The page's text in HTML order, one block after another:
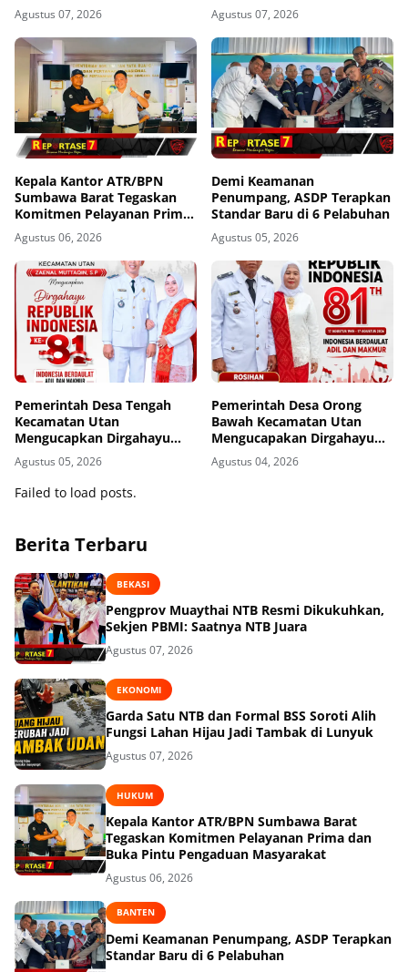
Agustus 07, 2026 Agustus 07, 2026
Kepala Kantor ATR/BPN
Sumbawa Barat Tegaskan
Komitmen Pelayanan Prima
dan Buka Pintu Pengaduan
Masyarakat
Agustus 06, 2026
Demi Keamanan
Penumpang, ASDP Terapkan
Standar Baru di 6 Pelabuhan
Agustus 05, 2026
Pemerintah Desa Tengah
Kecamatan Utan
Mengucapkan Dirgahayu
Republik Indonesia ke-81
Agustus 05, 2026
Pemerintah Desa Orong
Bawah Kecamatan Utan
Mengucapakan Dirgahayu
Republik Indonesia ke-81
Agustus 04, 2026
Failed to load posts.
Berita Terbaru
BEKASI
Pengprov Muaythai NTB Resmi Dikukuhkan,
Sekjen PBMI: Saatnya NTB Juara
Agustus 07, 2026
EKONOMI
Garda Satu NTB dan Formal BSS Soroti Alih
Fungsi Lahan Hijau Jadi Tambak di Lunyuk
Agustus 07, 2026
HUKUM
Kepala Kantor ATR/BPN Sumbawa Barat
Tegaskan Komitmen Pelayanan Prima dan
Buka Pintu Pengaduan Masyarakat
Agustus 06, 2026
BANTEN
Demi Keamanan Penumpang, ASDP Terapkan
Standar Baru di 6 Pelabuhan